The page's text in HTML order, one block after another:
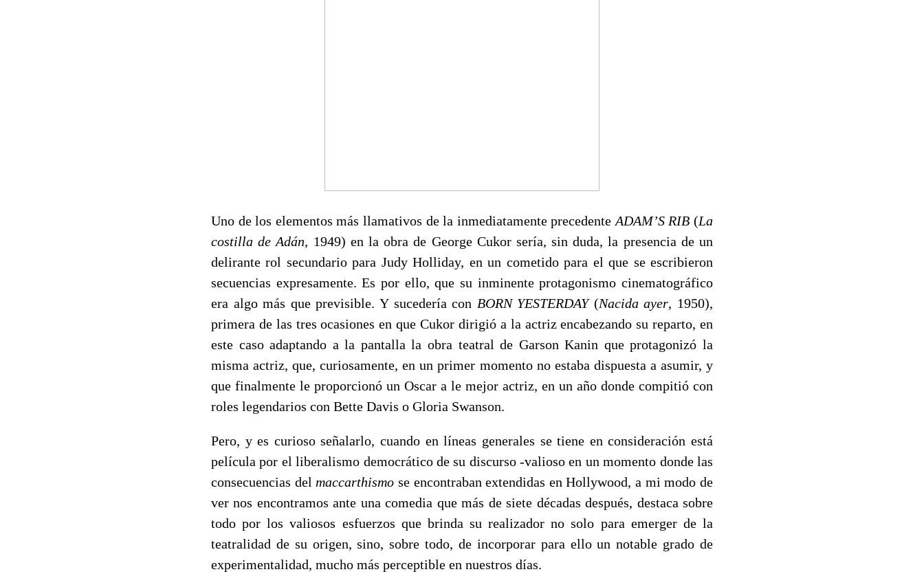
Uno de los elementos más llamativos de la inmediatamente precedente ADAM’S RIB (La
costilla de Adán, 1949) en la obra de George Cukor sería, sin duda, la presencia de un
delirante rol secundario para Judy Holliday, en un cometido para el que se escribieron
secuencias expresamente. Es por ello, que su inminente protagonismo cinematográfico
era algo más que previsible. Y sucedería con BORN YESTERDAY(Nacida ayer, 1950),
primera de las tres ocasiones en que Cukor dirigió a la actriz encabezando su reparto, en
este caso adaptando a la pantalla la obra teatral de Garson Kanin que protagonizó la
misma actriz, que, curiosamente, en un primer momento no estaba dispuesta a asumir, y
que finalmente le proporcionó un Oscar a le mejor actriz, en un año donde compitió con
roles legendarios con Bette Davis o Gloria Swanson.
Pero, y es curioso señalarlo, cuando en líneas generales se tiene en consideración está
película por el liberalismo democrático de su discurso -valioso en un momento donde las
consecuencias del maccarthismo se encontraban extendidas en Hollywood, a mi modo de
ver nos encontramos ante una comedia que más de siete décadas después, destaca sobre
todo por los valiosos esfuerzos que brinda su realizador no solo para emerger de la
teatralidad de su origen, sino, sobre todo, de incorporar para ello un notable grado de
experimentalidad, mucho más perceptible en nuestros días.